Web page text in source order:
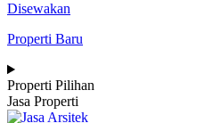
Disewakan
Properti Baru
Properti Pilihan
Jasa Properti